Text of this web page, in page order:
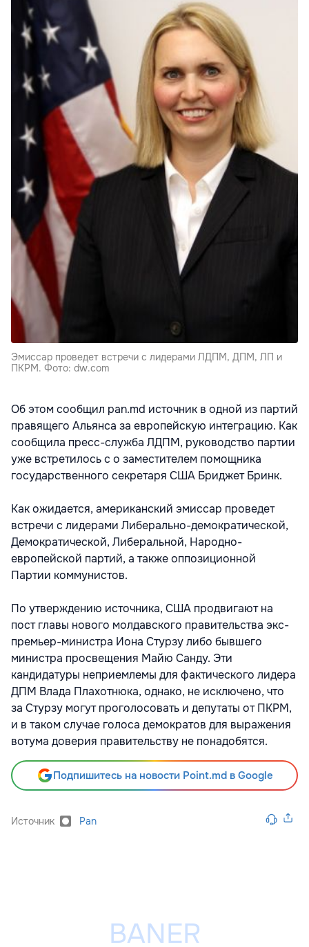
Эмиссар проведет встречи с лидерами ЛДПМ, ДПМ, ЛП и
ПКРМ. Фото: dw.com
Об этом сообщил pan.md источник в одной из партий
правящего Альянса за европейскую интеграцию. Как
сообщила пресс-служба ЛДПМ, руководство партии
уже встретилось с о заместителем помощника
государственного секретаря США Бриджет Бринк.
Как ожидается, американский эмиссар проведет
встречи с лидерами Либерально-демократической,
Демократической, Либеральной, Народно-
европейской партий, а также оппозиционной
Партии коммунистов.
По утверждению источника, США продвигают на
пост главы нового молдавского правительства экс-
премьер-министра Иона Стурзу либо бывшего
министра просвещения Майю Санду. Эти
кандидатуры неприемлемы для фактического лидера
ДПМ Влада Плахотнюка, однако, не исключено, что
за Стурзу могут проголосовать и депутаты от ПКРМ,
и в таком случае голоса демократов для выражения
вотума доверия правительству не понадобятся.
Подпишитесь на новости Point.md в Google
Источник Pan